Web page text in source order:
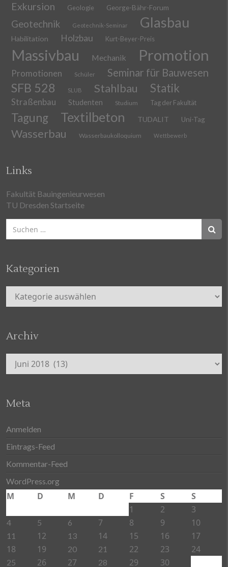
Exkursion Geologie George-Bähr-Forum
Geotechnik Geotechnik-Seminar Glasbau
Habilitation Holzbau Kurt-Beyer-Preis
Massivbau Mechanik Promotion
Promotionen Schüler Seminar für Bauwesen
SFB 528 SLUB Stahlbau Statik
Straßenbau Studenten Studium Tag der Fakultät
Tagung Textilbeton TUDALIT Uni-Tag
Wasserbau Wasserbaukolloquium Wettbewerb
Links
Fakultät Bauingenieurwesen
TU Dresden Startseite
nach:
Kategorien
Kategorien
Archiv
Archiv
Meta
Anmelden
Eintrags-Feed
Kommentar-Feed
WordPress.org
M D M D F S
S
1
2 3
4 5 6 7 8 9 10
11 12 13 14 15 16
17
18
19 20 21 22 23 24
25 26 27 28 29 30